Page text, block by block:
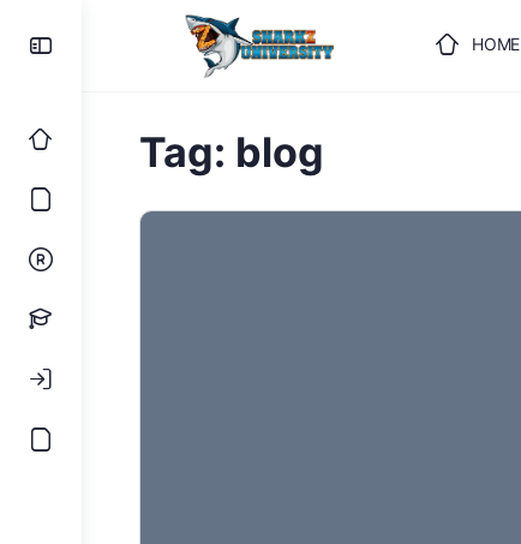
HOME
Tag: blog